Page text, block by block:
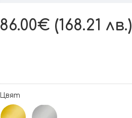
86.00€ (168.21 лв.)
Цвят